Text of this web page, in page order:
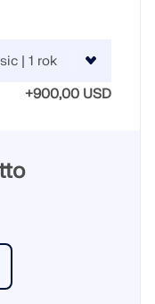
+900,00 USD